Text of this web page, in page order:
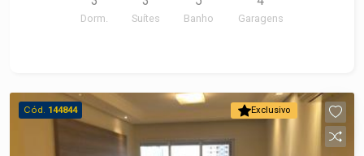
Cozinha planejada, lavanderia com armário
embutido, banheiro de serviço. Este apartamento
visita!
Dorm. Suítes Banho Garagens
Exclusivo
Cód. 144844